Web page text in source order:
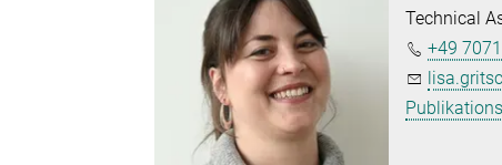
Technical
+49